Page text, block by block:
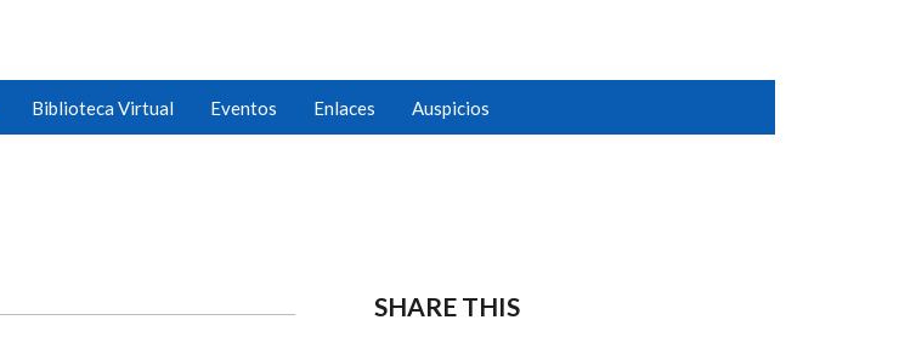
Biblioteca Virtual Eventos Enlaces Auspicios
SHARE THIS